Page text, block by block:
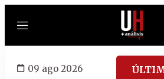
Menú
09 ago 2026